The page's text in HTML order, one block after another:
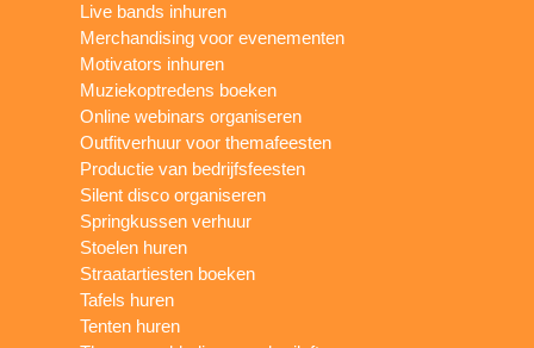
Live bands inhuren
Merchandising voor evenementen
Motivators inhuren
Muziekoptredens boeken
Online webinars organiseren
Outfitverhuur voor themafeesten
Productie van bedrijfsfeesten
Silent disco organiseren
Springkussen verhuur
Stoelen huren
Straatartiesten boeken
Tafels huren
Tenten huren